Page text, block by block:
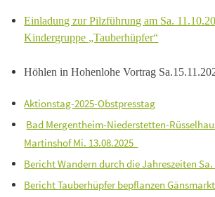
Einladung zur Pilzführung am Sa.
Kindergruppe „Tauberhüpfer“
Höhlen in Hohenlohe Vortrag
Aktionstag-2025-Obstpresstag
Bad Mergentheim-Niederstetten-
Martinshof Mi. 13.08.2025
Bericht Wandern durch die Jahreszeiten Sa.
Bericht Tauberhüpfer bepflanzen Gänsmarkt